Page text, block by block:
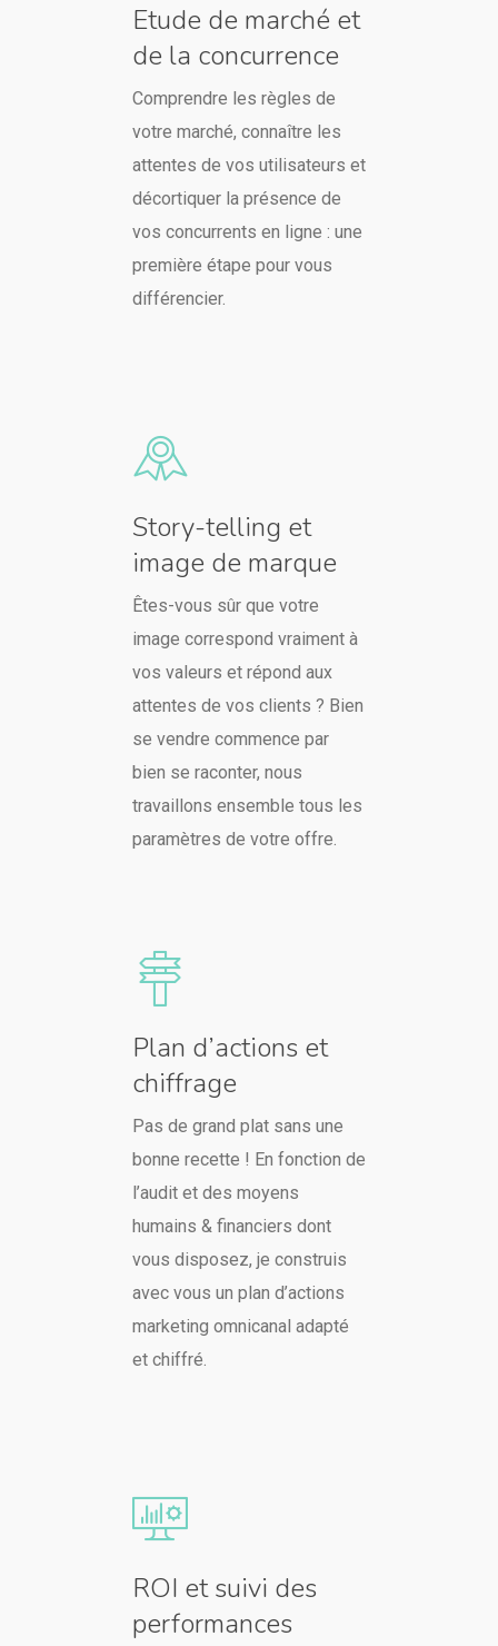
Etude de marché et
de la concurrence
Comprendre les règles de
votre marché, connaître les
attentes de vos utilisateurs et
décortiquer la présence de
vos concurrents en ligne : une
première étape pour vous
différencier.
Story-telling et
image de marque
Êtes-vous sûr que votre
image correspond vraiment à
vos valeurs et répond aux
attentes de vos clients ? Bien
se vendre commence par
bien se raconter, nous
travaillons ensemble tous les
paramètres de votre offre.
Plan d’actions et
chiffrage
Pas de grand plat sans une
bonne recette ! En fonction de
l’audit et des moyens
humains & financiers dont
vous disposez, je construis
avec vous un plan d’actions
marketing omnicanal adapté
et chiffré.
ROI et suivi des
performances